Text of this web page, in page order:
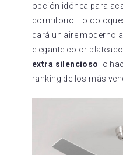
opción idónea para
dormitorio. Lo
dará un aire moderno
elegante color
extra silencioso
lo
ranking de los más